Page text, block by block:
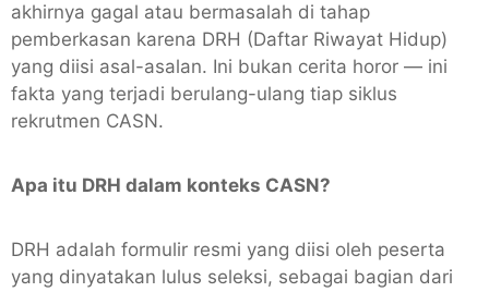
akhirnya gagal atau bermasalah di tahap
pemberkasan karena DRH (Daftar Riwayat Hidup)
yang diisi asal-asalan. Ini bukan cerita horor — ini
fakta yang terjadi berulang-ulang tiap siklus
rekrutmen CASN.
Apa itu DRH dalam konteks CASN?
DRH adalah formulir resmi yang diisi oleh peserta
yang dinyatakan lulus seleksi, sebagai bagian dari